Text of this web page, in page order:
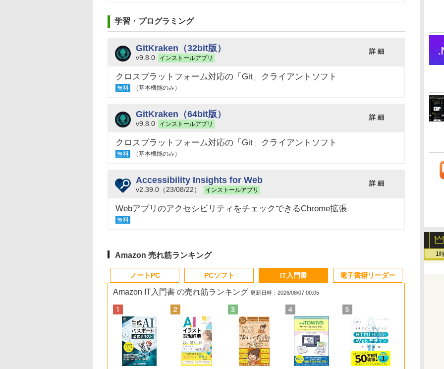
1
学習・プログラミング
GitKraken（32bit版）
v9.8.0 インストールアプリ
詳 細
クロスプラットフォーム対応の「Git」クライアントソフト
無料 （基本機能のみ）
GitKraken（64bit版）
v9.8.0 インストールアプリ
詳 細
クロスプラットフォーム対応の「Git」クライアントソフト
無料 （基本機能のみ）
Accessibility Insights for Web
v2.39.0（23/08/22） インストールアプリ
詳 細
WebアプリのアクセシビリティをチェックできるChrome拡張
無料
Amazon 売れ筋ランキング
ノートPC PCソフト IT入門書
Amazon IT入門書 の売れ筋ランキング 更新日時：2026/08/07 00:05
電子書籍リーダー